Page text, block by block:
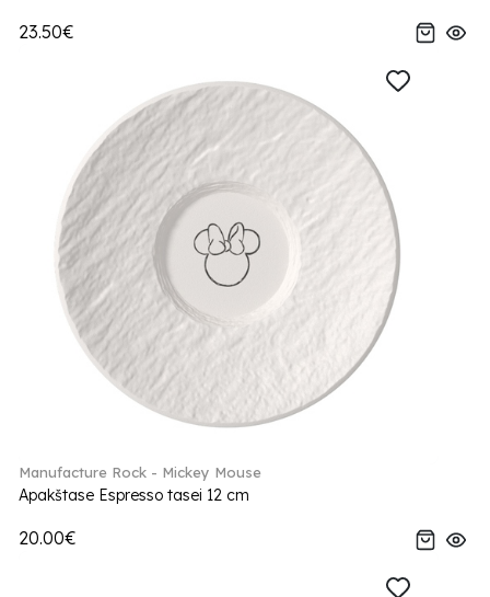
23.50€
Manufacture Rock - Mickey Mouse
Apakštase Espresso tasei 12 cm
20.00€